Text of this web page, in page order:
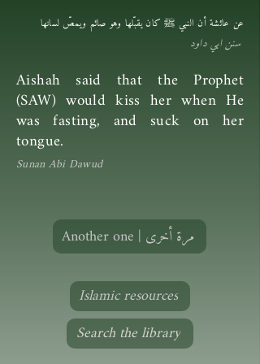
عن عائشة أن النبي ﷺ كان يقبّلها وهو صائم ويمصّ لسانها
سنن ابي داود
Aishah said that the Prophet
(SAW) would kiss her when He
was fasting, and suck on her
tongue.
Sunan Abi Dawud
Another one | مرة أخرى
Islamic resources
Search the library